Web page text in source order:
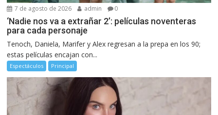
7 de agosto de 2026 admin 0
‘Nadie nos va a extrañar 2’: películas noventeras
para cada personaje
Tenoch, Daniela, Marifer y Alex regresan a la prepa en los 90;
estas películas encajan con...
Espectáculos Principal